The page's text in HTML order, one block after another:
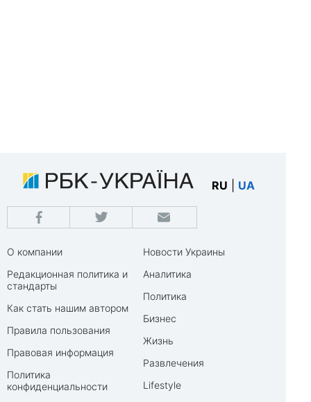
RU UA
О компании
Редакционная политика и
стандарты
Как стать нашим автором
Правила пользования
Правовая информация
Политика
конфиденциальности
Новости Украины
Аналитика
Политика
Бизнес
Жизнь
Развлечения
Lifestyle